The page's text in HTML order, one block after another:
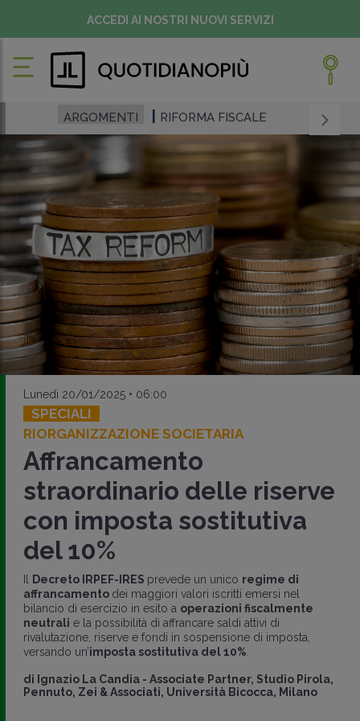
ACCEDI AI NOSTRI NUOVI SERVIZI
ARGOMENTI RIFORMA FISCALE
Lunedì 20/01/2025 • 06:00
SPECIALI
RIORGANIZZAZIONE SOCIETARIA
Affrancamento
straordinario delle riserve
con imposta sostitutiva
del 10%
Decreto IRPEF-IRES prevede un unico regime di
affrancamento dei maggiori valori iscritti emersi nel
bilancio di esercizio in esito a operazioni fiscalmente
neutrali e la possibilità di affrancare saldi attivi di
rivalutazione, riserve e fondi in sospensione di imposta,
versando un’imposta sostitutiva del 10%
di Ignazio La Candia - Associate Partner, Studio Pirola,
Pennuto, Zei & Associati, Università Bicocca, Milano